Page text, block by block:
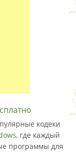
кодеки
, где каждый
программы для